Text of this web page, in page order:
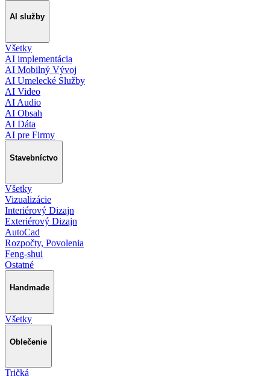
AI služby
Všetky
AI implementácia
AI Mobilný Vývoj
AI Umelecké Služby
AI Video
AI Audio
AI Obsah
AI Dáta
AI pre Firmy
Stavebníctvo
Všetky
Vizualizácie
Interiérový Dizajn
Exteriérový Dizajn
AutoCad
Rozpočty, Povolenia
Feng-shui
Ostatné
Handmade
Všetky
Oblečenie
Tričká